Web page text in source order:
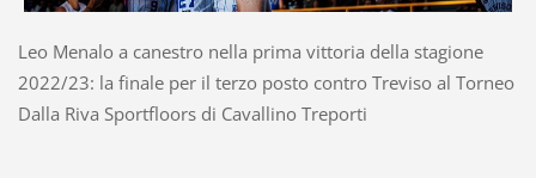
Leo Menalo a canestro nella prima vittoria della stagione
2022/23: la finale per il terzo posto contro Treviso al Torneo
Dalla Riva Sportfloors di Cavallino Treporti